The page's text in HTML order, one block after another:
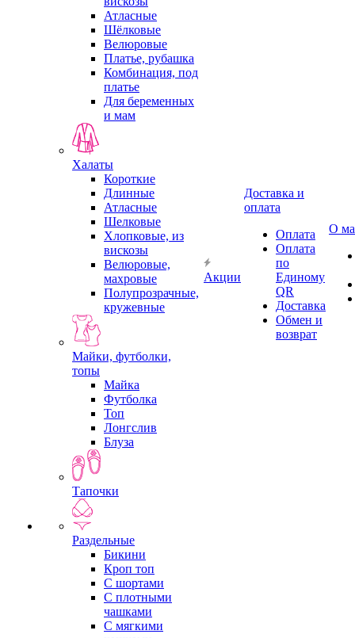
Атласные
Шёлковые
Велюровые
Платье, рубашка
Комбинация, под
платье
Для беременных
и мам
Халаты
Короткие
Длинные
Атласные
Шелковые
Хлопковые, из
вискозы
Велюровые,
махровые
Полупрозрачные,
кружевные
Майки, футболки,
топы
Майка
Футболка
Топ
Лонгслив
Блуза
Тапочки
Раздельные
Бикини
Кроп топ
С шортами
С плотными
чашками
С мягкими
Акции
Доставка и
оплата
Оплата
Оплата
по
Единому
QR
Доставка
Обмен и
возврат
О